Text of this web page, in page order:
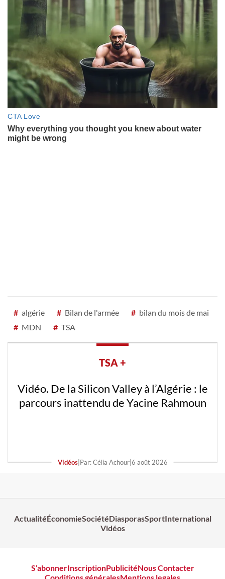
# algérie # Bilan de l'armée # bilan du mois de mai
# MDN # TSA
TSA +
Vidéo. De la Silicon Valley à l’Algérie : le
parcours inattendu de Yacine Rahmoun
Vidéos| Par: Célia Achour| 6 août 2026
ActualitéÉconomieSociétéDiasporasSportInternational
Vidéos
S’abonnerInscriptionPublicitéNous Contacter